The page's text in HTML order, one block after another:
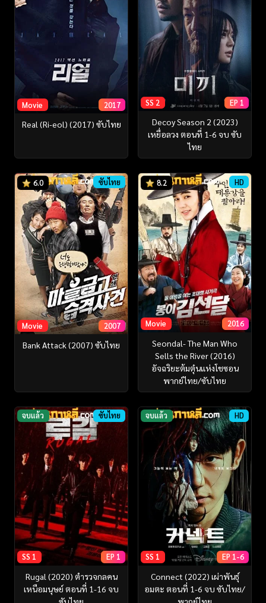
Movie 2017
Real (Ri-eol) (2017) ซับไทย
SS 2 EP 1
Decoy Season 2 (2023)
เหยื่อลวง ตอนที่ 1-6 จบ ซับ
ไทย
6.0 ซับไทย
Movie 2007
Bank Attack (2007) ซับไทย
8.2 HD
Movie 2016
Seondal- The Man Who
Sells the River (2016)
อัจฉริยะต้มตุ๋นแห่งโชซอน
พากย์ไทย/ซับไทย
จบแล้ว ซับไทย
SS 1 EP 1
Rugal (2020) ตำรวจกลคน
เหนือมนุษย์ ตอนที่ 1-16 จบ
จบแล้ว HD
SS 1 EP 1-6
Connect (2022) เผ่าพันธุ์
อมตะ ตอนที่ 1-6 จบ ซับไทย/